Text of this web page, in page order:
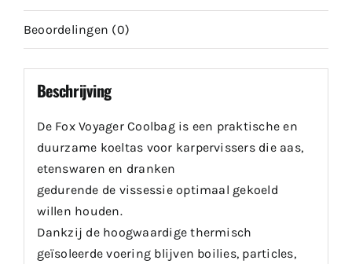
Beoordelingen (0)
Beschrijving
De Fox Voyager Coolbag is een praktische en
duurzame koeltas voor karpervissers die aas,
etenswaren en dranken
gedurende de vissessie optimaal gekoeld
willen houden.
Dankzij de hoogwaardige thermisch
geïsoleerde voering blijven boilies, particles,